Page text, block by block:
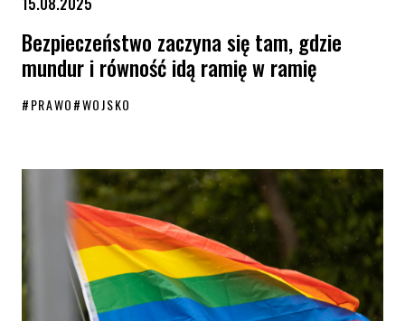
Bezpieczeństwo zaczyna się tam, gdzie
mundur i równość idą ramię w ramię
#PRAWO#WOJSKO